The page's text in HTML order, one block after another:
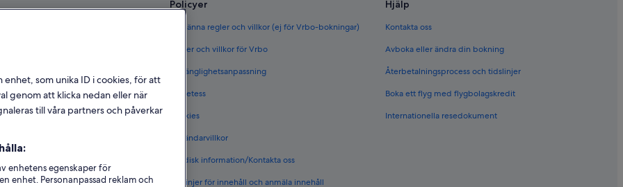
i Sverige
Policyer
Allmänna regler och villkor (ej för Vrbo-bokningar)
Regler och villkor för Vrbo
Tillgänglighetsanpassning
Sekretess
Cookies
Användarvillkor
Juridisk information/Kontakta oss
Riktlinjer för innehåll och anmäla innehåll
Hjälp
Kontakta oss
Avboka eller ändra din bokning
Återbetalningsprocess och tidslinjer
Boka ett flyg med flygbolagskredit
Internationella resedokument
som unika ID i cookies, för att
genom att klicka nedan eller när
till våra partners och påverkar
enhetens egenskaper för
enhet. Personanpassad reklam och